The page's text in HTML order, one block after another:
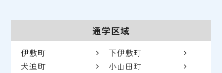
通学区域
伊敷町
下伊敷町
犬迫町
小山田町